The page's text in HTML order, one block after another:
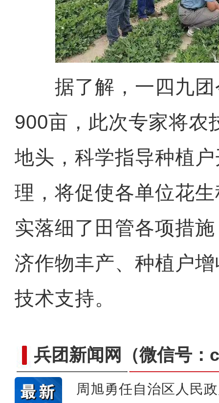
据了解，一四九团
900亩，此次专家将农
地头，科学指导种植
理，将促使各单位花
实落细了田管各项措
济作物丰产、种植户
技术支持。
兵团新闻网 （微信号
周旭勇任自治区人民